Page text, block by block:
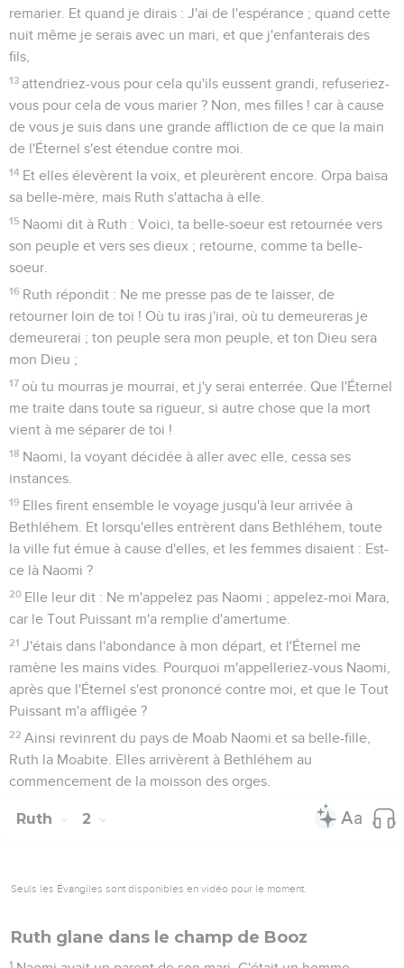
remarier. Et quand je dirais : J'ai de l'espérance ; quand cette
nuit même je serais avec un mari, et que j'enfanterais des
fils,
13 attendriez-vous pour cela qu'ils eussent grandi, refuseriez-
vous pour cela de vous marier ? Non, mes filles ! car à cause
de vous je suis dans une grande affliction de ce que la main
de l'Éternel s'est étendue contre moi.
14 Et elles élevèrent la voix, et pleurèrent encore. Orpa baisa
sa belle-mère, mais Ruth s'attacha à elle.
15 Naomi dit à Ruth : Voici, ta belle-soeur est retournée vers
son peuple et vers ses dieux ; retourne, comme ta belle-
soeur.
16 Ruth répondit : Ne me presse pas de te laisser, de
retourner loin de toi ! Où tu iras j'irai, où tu demeureras je
demeurerai ; ton peuple sera mon peuple, et ton Dieu sera
mon Dieu ;
17 où tu mourras je mourrai, et j'y serai enterrée. Que l'Éternel
me traite dans toute sa rigueur, si autre chose que la mort
vient à me séparer de toi !
18 Naomi, la voyant décidée à aller avec elle, cessa ses
instances.
19 Elles firent ensemble le voyage jusqu'à leur arrivée à
Bethléhem. Et lorsqu'elles entrèrent dans Bethléhem, toute
la ville fut émue à cause d'elles, et les femmes disaient : Est-
ce là Naomi ?
20 Elle leur dit : Ne m'appelez pas Naomi ; appelez-moi Mara,
car le Tout Puissant m'a remplie d'amertume.
21 J'étais dans l'abondance à mon départ, et l'Éternel me
ramène les mains vides. Pourquoi m'appelleriez-vous Naomi,
après que l'Éternel s'est prononcé contre moi, et que le Tout
Puissant m'a affligée ?
22 Ainsi revinrent du pays de Moab Naomi et sa belle-fille,
Ruth la Moabite. Elles arrivèrent à Bethléhem au
commencement de la moisson des orges.
Ruth 2
Seuls les Évangiles sont disponibles en vidéo pour le moment.
Ruth glane dans le champ de Booz
1